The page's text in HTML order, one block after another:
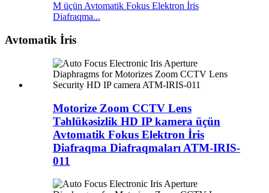
M üçün Avtomatik Fokus Elektron İris
Diafraqma...
Avtomatik İris
Motorize Zoom CCTV Lens
Təhlükəsizlik HD IP kamera üçün
Avtomatik Fokus Elektron İris
Diafraqma Diafraqmaları ATM-IRIS-
011